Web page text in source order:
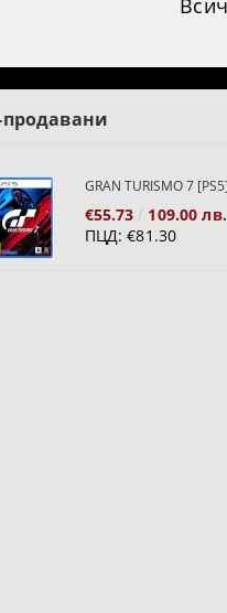
GRAN TURISMO 7 [PS5]
€55.73
109.00 лв.
ПЦД: €81.30